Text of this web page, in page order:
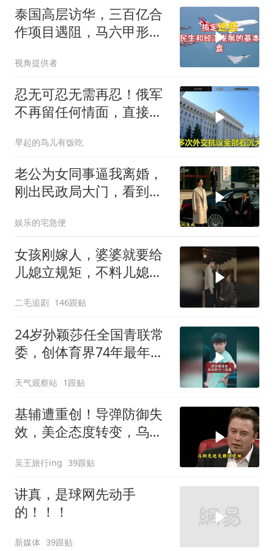
泰国高层访华，三百亿合
作项目遇阻，马六甲形势
视角提供者
忍无可忍无需再忍！俄军
不再留任何情面，直接炸
早起的鸟儿有饭吃
老公为女同事逼我离婚，
刚出民政局大门，看到我
娱乐的宅急便
女孩刚嫁人，婆婆就要给
儿媳立规矩，不料儿媳不
二毛追剧 146跟贴
24岁孙颖莎任全国青联常
委，创体育界74年最年轻
天气观察站 1跟贴
基辅遭重创！导弹防御失
效，美企态度转变，乌处
吴王旅行ing 39跟贴
讲真，是球网先动手
的！！！
新媒体 39跟贴